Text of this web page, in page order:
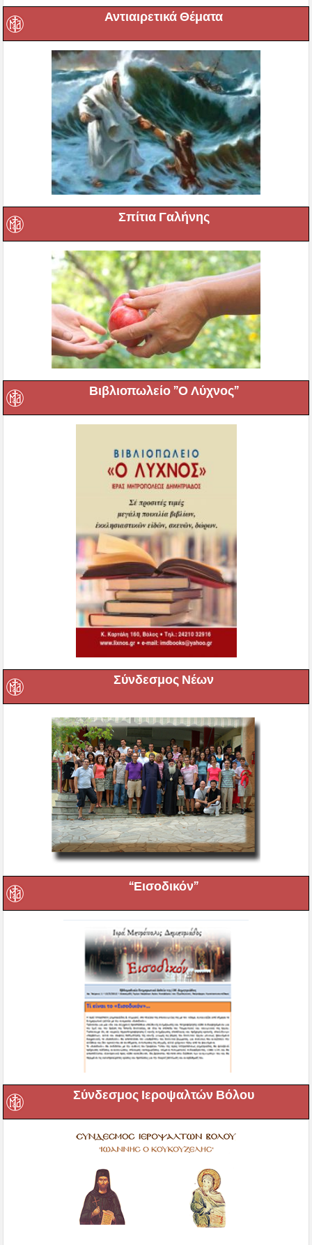
Αντιαιρετικά Θέματα
Σπίτια Γαλήνης
Βιβλιοπωλείο ”Ο Λύχνος”
Σύνδεσμος Νέων
“Εισοδικόν”
Σύνδεσμος Ιεροψαλτών Βόλου